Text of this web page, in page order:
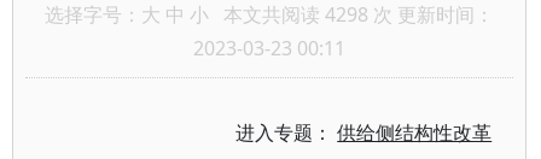
选择字号： 大 中 小 本文共阅读 4298 次 更新时间：
2023-03-23 00:11
进入专题：供给侧结构性改革